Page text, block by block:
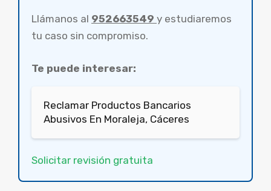
Llámanos al 952663549 y estudiaremos
tu caso sin compromiso.
Te puede interesar:
Reclamar Productos Bancarios
Abusivos En Moraleja, Cáceres
Solicitar revisión gratuita